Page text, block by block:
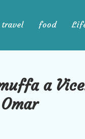
travel food
a